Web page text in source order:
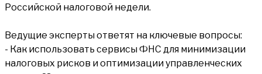
Российской налоговой недели.
Ведущие эксперты ответят на ключевые вопросы:
- Как использовать сервисы ФНС для минимизации
налоговых рисков и оптимизации управленческих